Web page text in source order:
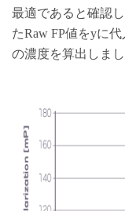
最適であると確認
たRaw FP値をyに
の濃度を算出しまし